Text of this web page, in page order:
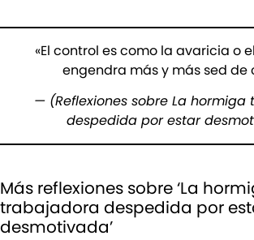
«El control es como la avaricia o
engendra más y más sed de
— (Reflexiones sobre La
despedida por estar
Más reflexiones sobre ‘La
trabajadora despedida por
desmotivada’